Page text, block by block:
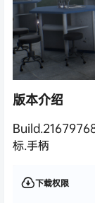
版本介绍
标.手柄
下载权限